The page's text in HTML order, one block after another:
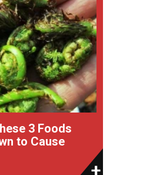
3 Foods
to Cause